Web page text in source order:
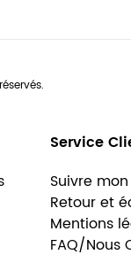
Service
Suivre
Retour et
Mentions
FAQ/Nous